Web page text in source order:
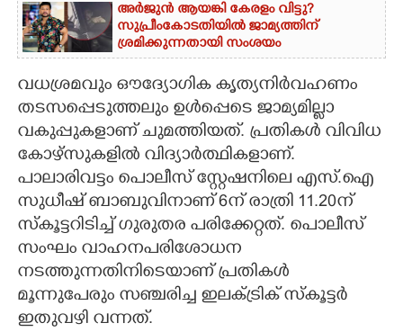
അർജുൻ ആയങ്കി കേരളം വിട്ടു?
സുപ്രീംകോടതിയിൽ ജാമ്യത്തിന്
ശ്രമിക്കുന്നതായി സംശയം
വധശ്രമവും ഔദ്യോഗിക കൃത്യനിർവഹണം
തടസപ്പെടുത്തലും ഉൾപ്പെടെ ജാമ്യമില്ലാ
വകുപ്പുകളാണ് ചുമത്തിയത്. പ്രതികൾ വിവിധ
കോഴ്സുകളിൽ വിദ്യാർത്ഥികളാണ്.
പാലാരിവട്ടം പൊലീസ് സ്റ്റേഷനിലെ എസ്.ഐ
സുധീഷ് ബാബുവിനാണ് 6ന് രാത്രി 11.20ന്
സ്കൂട്ടറിടിച്ച് ഗുരുതര പരിക്കേറ്റത്. പൊലീസ്
സംഘം വാഹനപരിശോധന
നടത്തുന്നതിനിടെയാണ് പ്രതികൾ
മൂന്നുപേരും സഞ്ചരിച്ച ഇലക്ട്രിക് സ്കൂട്ടർ
ഇതുവഴി വന്നത്.